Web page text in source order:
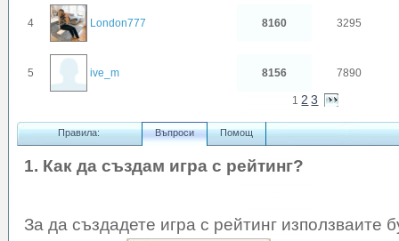
4 London777 8160 3295
5 ive_m 8156 7890
12 3
Правила: Въпроси Помощ
1. Как да създам игра с рейтинг?
За да създадете игра с рейтинг използваите